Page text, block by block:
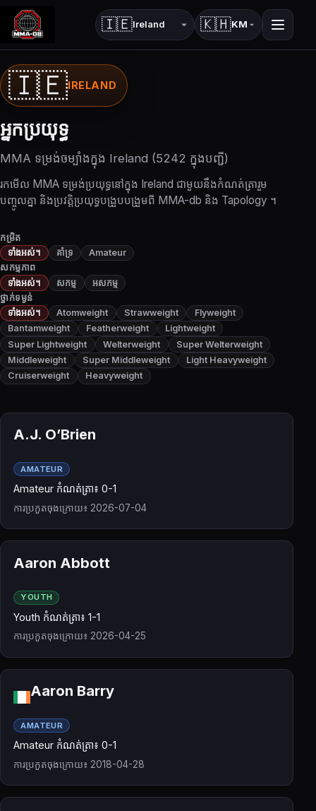
🇮🇪ប្រទេស 🇰🇭KM
ភាសា
🇮🇪IRELAND
អ្នកប្រយុទ្ធ
MMA ទម្រង់​ចម្បាំង​ក្នុង Ireland (5242 ក្នុង​បញ្ជី)
រកមើល MMA ទម្រង់ប្រយុទ្ធនៅក្នុង Ireland ជាមួយនឹងកំណត់ត្រារួម
បញ្ចូលគ្នា និងប្រវត្តិប្រយុទ្ធបង្រួបបង្រួមពី MMA-db និង Tapology ។
កម្រិត
ទាំងអស់។
គាំទ្រ
Amateur
សកម្មភាព
ទាំងអស់។
សកម្ម
អសកម្ម
ថ្នាក់ទម្ងន់
ទាំងអស់។
Atomweight Strawweight
Flyweight
Bantamweight
Featherweight
Lightweight
Super Lightweight
Welterweight
Super Welterweight
Middleweight
Super Middleweight
Light Heavyweight
Cruiserweight
Heavyweight
A.J. O’Brien
AMATEUR
Amateur កំណត់ត្រា៖ 0-1
ការប្រកួតចុងក្រោយ៖ 2026-07-04
Aaron Abbott
YOUTH
Youth កំណត់ត្រា៖ 1-1
ការប្រកួតចុងក្រោយ៖ 2026-04-25
Aaron Barry
AMATEUR
Amateur កំណត់ត្រា៖ 0-1
ការប្រកួតចុងក្រោយ៖ 2018-04-28